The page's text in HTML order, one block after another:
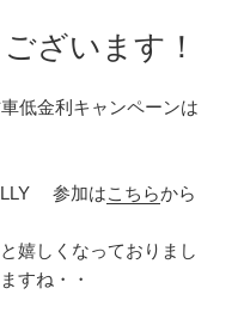
ざいます！
低金利キャンペーンは
参加はこちらから
嬉しくなっておりまし
すね・・